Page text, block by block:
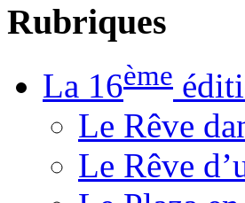
Rubriques
La 16ème
Le Rêve
Le Rêve